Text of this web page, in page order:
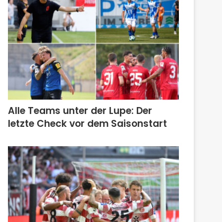
Alle Teams unter der Lupe: Der
letzte Check vor dem Saisonstart